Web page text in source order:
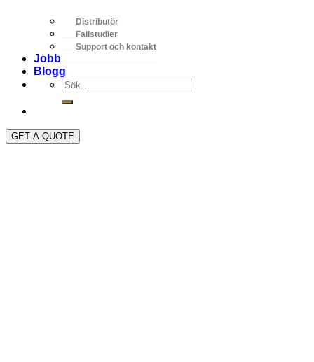
Distributör
Fallstudier
Support och kontakt
Jobb
Blogg
GET A QUOTE